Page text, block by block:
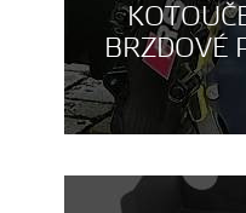
BRZDOVÉ